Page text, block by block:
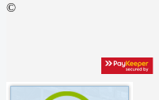
©